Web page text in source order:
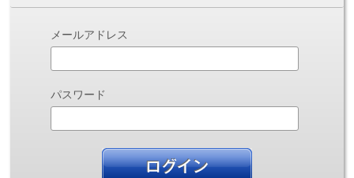
メールアドレス
パスワード